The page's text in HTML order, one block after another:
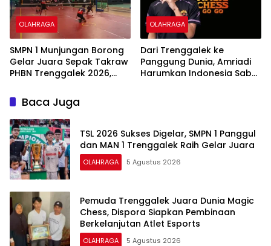
OLAHRAGA
SMPN 1 Munjungan Borong
Gelar Juara Sepak Takraw
PHBN Trenggalek 2026,
Jatim
OLAHRAGA
Dari Trenggalek ke
Panggung Dunia, Amriadi
Harumkan Indonesia Sabet
Baca Juga
TSL 2026 Sukses Digelar, SMPN 1 Panggul
dan MAN 1 Trenggalek Raih Gelar Juara
OLAHRAGA 5 Agustus 2026
Pemuda Trenggalek Juara Dunia Magic
Chess, Dispora Siapkan Pembinaan
Berkelanjutan Atlet Esports
OLAHRAGA 5 Agustus 2026